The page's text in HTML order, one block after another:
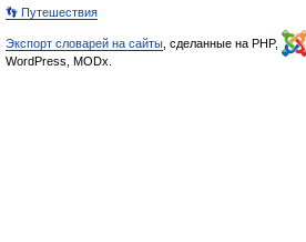
👣 Путешествия
Экспорт словарей на сайты , сделанные на PHP,
WordPress, MODx.